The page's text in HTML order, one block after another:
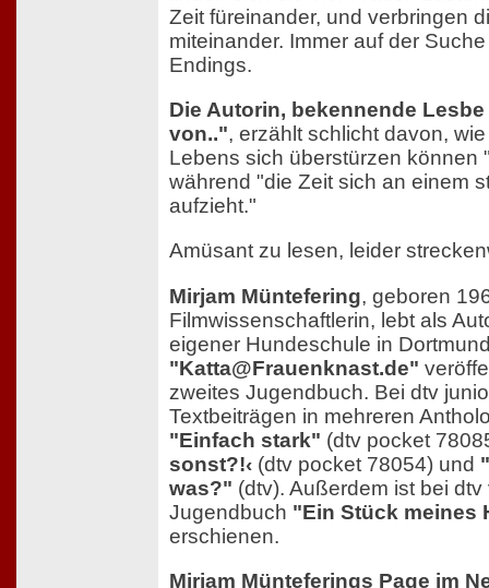
Zeit füreinander, und verbringen
miteinander. Immer auf der
Endings.
Die Autorin, bekennende
von..", erzählt schlicht davon,
Lebens sich überstürzen können
während "die Zeit sich an einem
aufzieht."
Amüsant zu lesen, leider
Mirjam Müntefering, geboren
Filmwissenschaftlerin, lebt als
eigener Hundeschule in
"Katta@Frauenknast.de"
zweites Jugendbuch. Bei dtv
Textbeiträgen in mehreren
"Einfach stark" (dtv pocket
sonst?!‹ (dtv pocket 78054) und
was?" (dtv). Außerdem ist bei
Jugendbuch "Ein Stück meines
erschienen.
Mirjam Münteferings Page im